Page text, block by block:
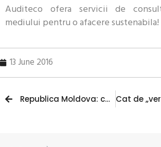
Auditeco ofera servicii de
mediului pentru o afacere sustenabila!
13 June 2016
Republica Moldova: cateva consideratii privind legislatia de mediu